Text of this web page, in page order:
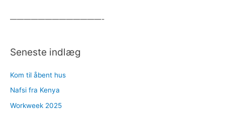
—————————————-
Seneste indlæg
Kom til åbent hus
Nafsi fra Kenya
Workweek 2025